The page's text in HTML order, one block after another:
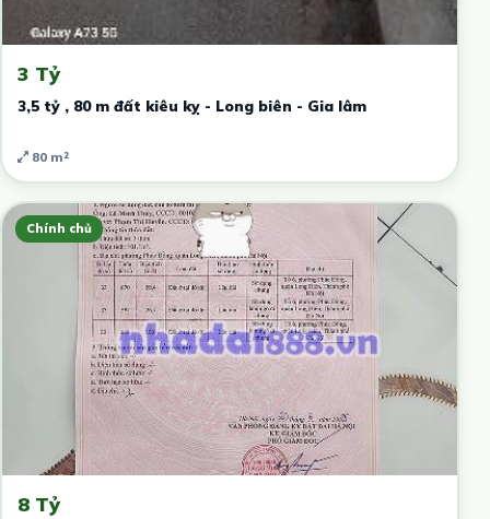
3 Tỷ
3,5 tỷ , 80 m đất kiêu kỵ - Long biên - Gia lâm
80 m²
Chính chủ
8 Tỷ